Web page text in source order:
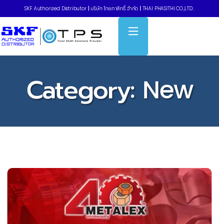
SKF Authorized Distributor บริษัท ไทยภาสิทธิ์ จำกัด THAI PHASITHI CO.,LTD..
Category: New